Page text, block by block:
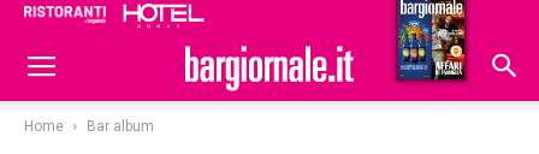
Hoteldomani
Home Bar album